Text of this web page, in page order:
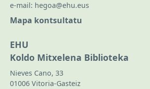
e-mail: hegoa@ehu.eus
Mapa kontsultatu
EHU
Koldo Mitxelena Biblioteka
Nieves Cano, 33
01006 Vitoria-Gasteiz